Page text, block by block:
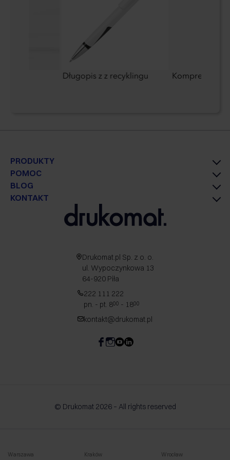
Długopis z z recyklingu Kompres
PRODUKTY
POMOC
BLOG
KONTAKT
Drukomat.pl Sp. z o. o.
ul. Wypoczynkowa 13
64-920 Piła
222 111 222
pn. - pt. 800 - 1800
kontakt@drukomat.pl
© Drukomat 2026 – All rights reserved
Warszawa Kraków Wrocław